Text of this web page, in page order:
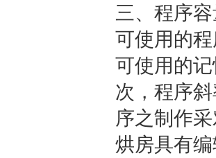
三、程序
可使用的
可使用的
次，程序
序之制作
烘房具有